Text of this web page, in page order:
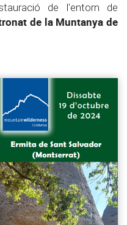
de l'entorn de
de la Muntanya de